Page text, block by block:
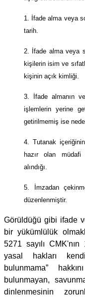
1. İfade alma veya
tarih.
2. İfade alma veya
kişilerin isim ve
kişinin açık kimliği.
3. İfade almanın
işlemlerin yerine
getirilmemiş ise
4. Tutanak
hazır olan müdafi
alındığı.
5. İmzadan
düzenlenmiştir.
Görüldüğü gibi ifade
bir yükümlülük
5271 sayılı
yasal hakları
bulunmama”
bulunmayan,
dinlenmesinin